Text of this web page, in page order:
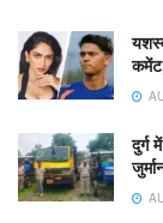
दुर्ग